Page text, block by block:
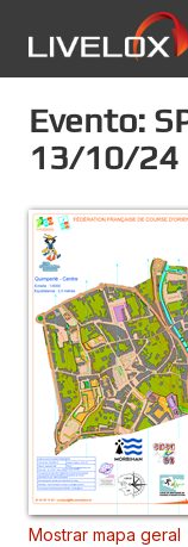
Evento:
13/10/24
Mostrar mapa geral